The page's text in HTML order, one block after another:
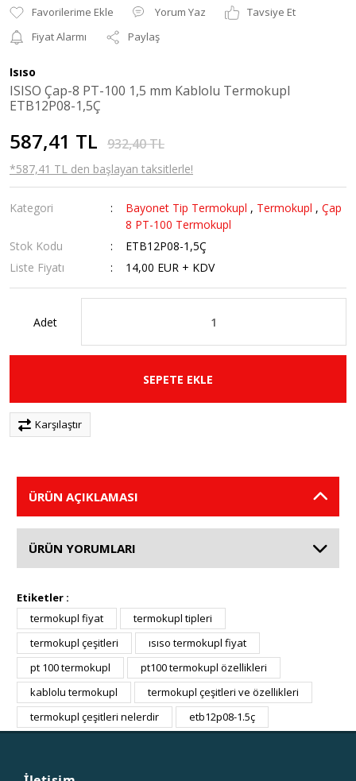
Yorum Yaz
Tavsiye Et
Fiyat Alarmı
Paylaş
Isıso
ISISO Çap-8 PT-100 1,5 mm Kablolu Termokupl
ETB12P08-1,5Ç
587,41 TL 932,40 TL
*587,41 TL den başlayan taksitlerle!
Kategori Bayonet Tip Termokupl , Termokupl ,Çap
8 PT-100 Termokupl
Stok Kodu
ETB12P08-1,5Ç
Liste Fiyatı
14,00 EUR + KDV
Adet
SEPETE EKLE
Karşılaştır
ÜRÜN AÇIKLAMASI
ÜRÜN YORUMLARI
Etiketler :
termokupl fiyat
termokupl tipleri
termokupl çeşitleri
ısıso termokupl fiyat
pt 100 termokupl
pt100 termokupl özellikleri
kablolu termokupl
termokupl çeşitleri ve özellikleri
termokupl çeşitleri nelerdir
etb12p08-1.5ç